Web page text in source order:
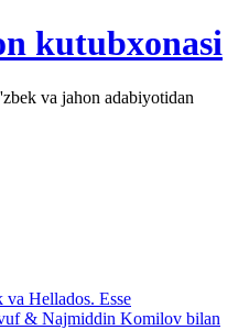
va jahon adabiyotidan
Hellados. Esse
& Najmiddin Komilov bilan